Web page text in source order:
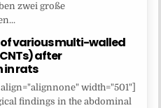
zwei große
various multi-walled
after
in rats
width="501"]
findings in the abdominal